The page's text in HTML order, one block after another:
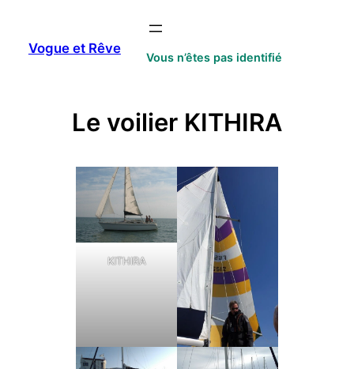
contenu
Vogue et Rêve
Vous n’êtes pas identifié
Le voilier KITHIRA
KITHIRA